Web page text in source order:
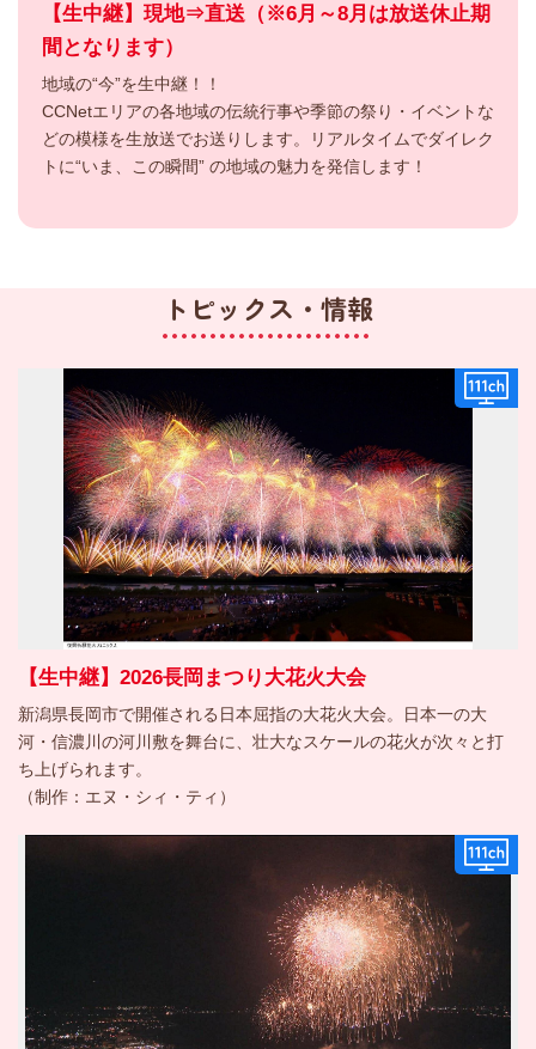
【生中継】現地⇒直送（※6月～8月は放送休止期
間となります）
地域の“今”を生中継！！
CCNetエリアの各地域の伝統行事や季節の祭り・イベントな
どの模様を生放送でお送りします。リアルタイムでダイレク
トに“いま、この瞬間” の地域の魅力を発信します！
トピックス・情報
【生中継】2026長岡まつり大花火大会
新潟県長岡市で開催される日本屈指の大花火大会。日本一の大
河・信濃川の河川敷を舞台に、壮大なスケールの花火が次々と打
ち上げられます。
（制作：エヌ・シィ・ティ）